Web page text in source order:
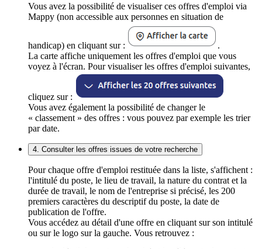
Vous avez la possibilité de visualiser ces offres d'emploi via
Mappy (non accessible aux personnes en situation de
handicap) en cliquant sur :
.
La carte affiche uniquement les offres d'emploi que vous
voyez à l'écran. Pour visualiser les offres d'emploi suivantes,
cliquez sur :
Vous avez également la possibilité de changer le
« classement » des offres : vous pouvez par exemple les trier
par date.
4. Consulter les offres issues de votre recherche
Pour chaque offre d'emploi restituée dans la liste, s'affichent :
l'intitulé du poste, le lieu de travail, la nature du contrat et la
durée de travail, le nom de l'entreprise si précisé, les 200
premiers caractères du descriptif du poste, la date de
publication de l'offre.
Vous accédez au détail d'une offre en cliquant sur son intitulé
ou sur le logo sur la gauche. Vous retrouvez :